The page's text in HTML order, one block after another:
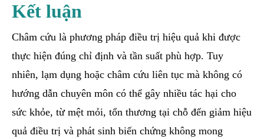
Kết luận
Châm cứu là phương pháp điều trị hiệu quả khi được
thực hiện đúng chỉ định và tần suất phù hợp. Tuy
nhiên, lạm dụng hoặc châm cứu liên tục mà không có
hướng dẫn chuyên môn có thể gây nhiều tác hại cho
sức khỏe, từ mệt mỏi, tổn thương tại chỗ đến giảm hiệu
quả điều trị và phát sinh biến chứng không mong